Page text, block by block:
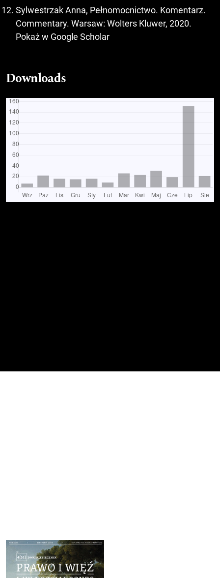
Sylwestrzak Anna, Pełnomocnictwo. Komentarz.
Commentary. Warsaw: Wolters Kluwer, 2020.
Pokaż w Google Scholar
Downloads
Cover image